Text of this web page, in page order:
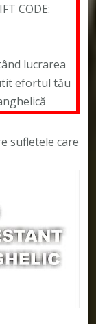
CODE:
lucrarea
efortul tău
sufletele care